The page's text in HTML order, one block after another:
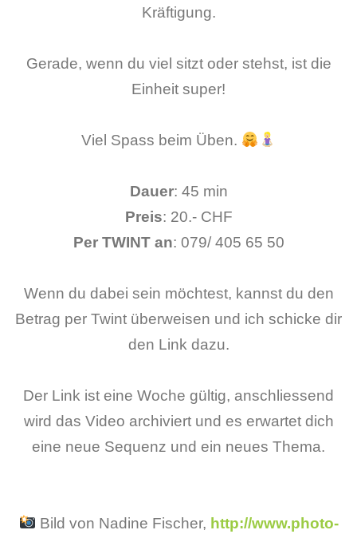
Kräftigung.
Gerade, wenn du viel sitzt oder stehst, ist die
Einheit super!
Viel Spass beim Üben.
Dauer: 45 min
Preis: 20.- CHF
Per TWINT an: 079/ 405 65 50
Wenn du dabei sein möchtest, kannst du den
Betrag per Twint überweisen und ich schicke dir
den Link dazu.
Der Link ist eine Woche gültig, anschliessend
wird das Video archiviert und es erwartet dich
eine neue Sequenz und ein neues Thema.
Bild von Nadine Fischer, http://www.photo-